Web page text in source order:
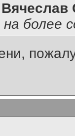
Вячеслав
более